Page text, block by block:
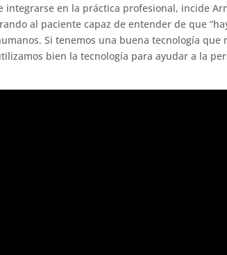
integrarse en la práctica profesional, incide
al paciente capaz de entender de que
Si tenemos una buena tecnología que
bien la tecnología para ayudar a la